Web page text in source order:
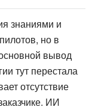
знаниями и
но в
вывод
тут перестала
отсутствие
ИИ